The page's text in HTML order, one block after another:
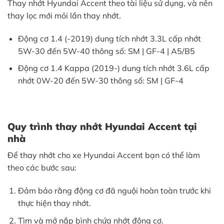
Thay nhớt Hyundai Accent theo tài liệu sử dụng, và nên
thay lọc mới mỏi lần thay nhớt.
Động cơ 1.4 (-2019) dung tích nhớt 3.3L cấp nhớt
5W-30 đến 5W-40 thông số: SM | GF-4 | A5/B5
Động cơ 1.4 Kappa (2019-) dung tích nhớt 3.6L cấp
nhớt 0W-20 đến 5W-30 thông số: SM | GF-4
Quy trình thay nhớt Hyundai Accent tại
nhà
Để thay nhớt cho xe Hyundai Accent bạn có thể làm
theo các bước sau:
Đảm bảo rằng động cơ đã nguội hoàn toàn trước khi
thực hiện thay nhớt.
Tìm và mở nắp bình chứa nhớt động cơ.